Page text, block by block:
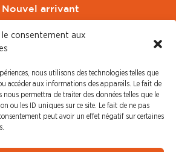
le consentement aux
nous utilisons des technologies telles que
accéder aux informations des appareils. Le fait de
nous permettra de traiter des données telles que le
ou les ID uniques sur ce site. Le fait de ne pas
peut avoir un effet négatif sur certaines
Nouvel arrivant
CFDT Cadres
CFDT Retraités
L'UFFA
PRESSE